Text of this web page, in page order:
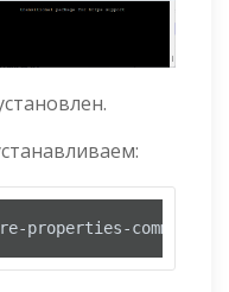
properties-common